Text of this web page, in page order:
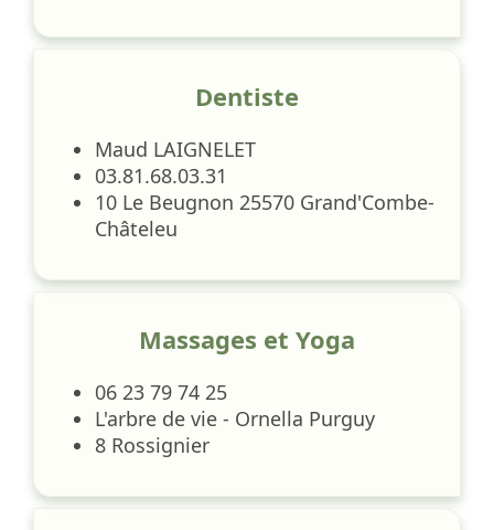
Dentiste
Maud LAIGNELET
03.81.68.03.31
10 Le Beugnon 25570 Grand'Combe-
Châteleu
Massages et Yoga
06 23 79 74 25
L'arbre de vie - Ornella Purguy
8 Rossignier